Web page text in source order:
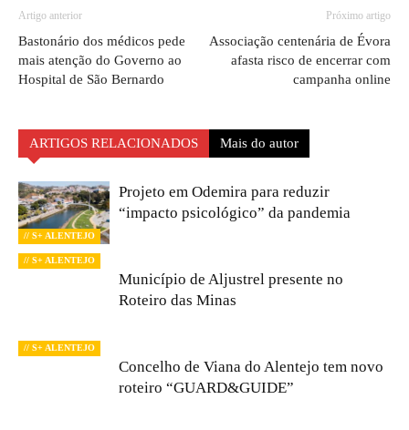
Artigo anterior
Bastonário dos médicos pede
mais atenção do Governo ao
Hospital de São Bernardo
Próximo artigo
Associação centenária de Évora
afasta risco de encerrar com
campanha online
ARTIGOS RELACIONADOS Mais do autor
// S+ ALENTEJO
Projeto em Odemira para reduzir
“impacto psicológico” da pandemia
// S+ ALENTEJO
Município de Aljustrel presente no
Roteiro das Minas
// S+ ALENTEJO
Concelho de Viana do Alentejo tem novo
roteiro “GUARD&GUIDE”